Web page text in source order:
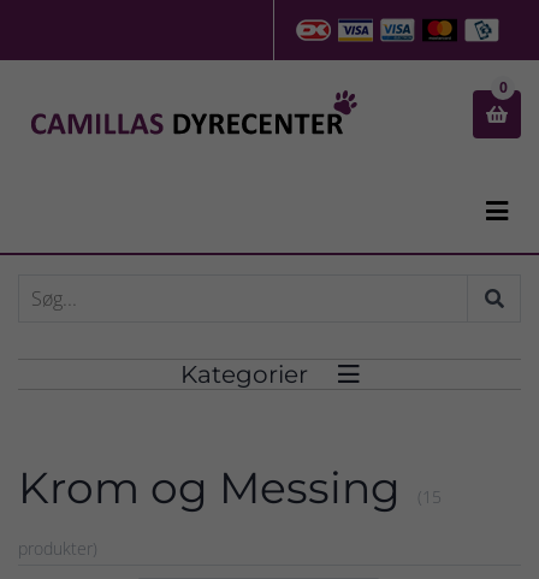

0

Kategorier 
Krom og Messing (15
produkter)